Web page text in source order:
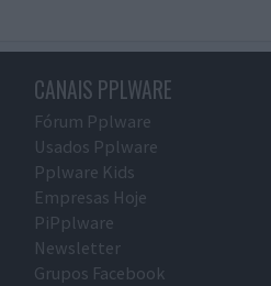
CANAIS PPLWARE
Fórum Pplware
Usados Pplware
Pplware Kids
Empresas Hoje
PiPplware
Newsletter
Grupos Facebook